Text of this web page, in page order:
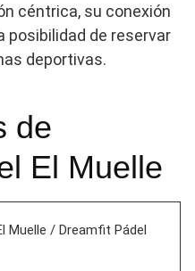
céntrica, su conexión
posibilidad de reservar
deportivas.
de
El Muelle
Muelle / Dreamfit Pádel